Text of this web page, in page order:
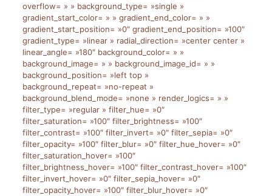
overflow= » » background_type= »single »
gradient_start_color= » » gradient_end_color= » »
gradient_start_position= »0″ gradient_end_position= »100″
gradient_type= »linear » radial_direction= »center center »
linear_angle= »180″ background_color= » »
background_image= » » background_image_id= » »
background_position= »left top »
background_repeat= »no-repeat »
background_blend_mode= »none » render_logics= » »
filter_type= »regular » filter_hue= »0″
filter_saturation= »100″ filter_brightness= »100″
filter_contrast= »100″ filter_invert= »0″ filter_sepia= »0″
filter_opacity= »100″ filter_blur= »0″ filter_hue_hover= »0″
filter_saturation_hover= »100″
filter_brightness_hover= »100″ filter_contrast_hover= »100″
filter_invert_hover= »0″ filter_sepia_hover= »0″
filter_opacity_hover= »100″ filter_blur_hover= »0″